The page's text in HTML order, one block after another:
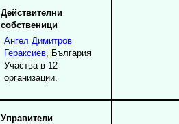
Действителни
собственици
Ангел Димитров
Гераксиев, България
Участва в 12
организации.
Управители